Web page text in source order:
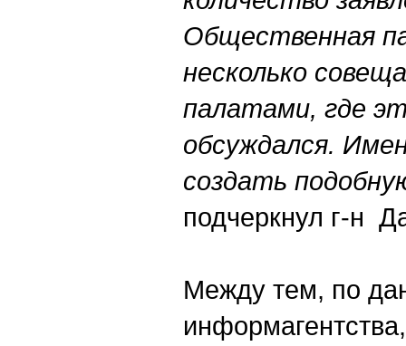
Общественная
несколько
палатами, где
обсуждался.
создать
подчеркнул г-н
Между тем, по